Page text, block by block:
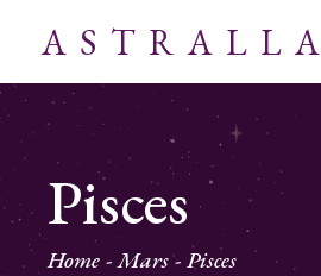
ASTRALLA
Pisces
Home Mars Pisces